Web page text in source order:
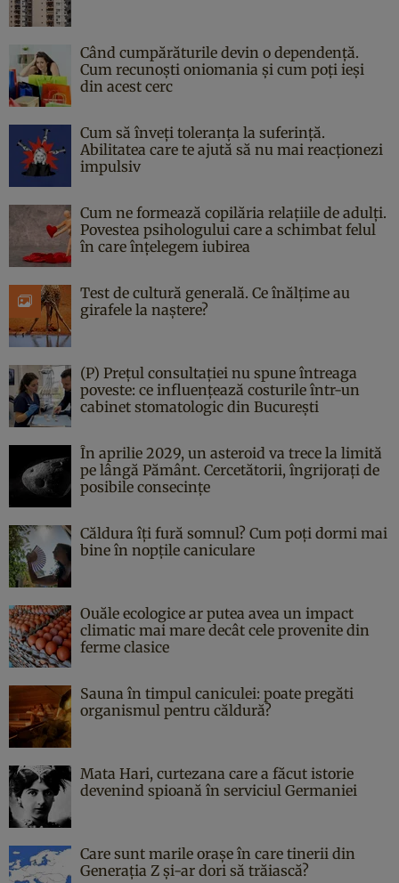
Când cumpărăturile devin o dependență.
Cum recunoști oniomania și cum poți ieși
din acest cerc
Cum să înveți toleranța la suferință.
Abilitatea care te ajută să nu mai reacționezi
impulsiv
Cum ne formează copilăria relațiile de adulți.
Povestea psihologului care a schimbat felul
în care înțelegem iubirea
Test de cultură generală. Ce înălțime au
girafele la naștere?
(P) Prețul consultației nu spune întreaga
poveste: ce influențează costurile într-un
cabinet stomatologic din București
În aprilie 2029, un asteroid va trece la limită
pe lângă Pământ. Cercetătorii, îngrijorați de
posibile consecințe
Căldura îți fură somnul? Cum poți dormi mai
bine în nopțile caniculare
Ouăle ecologice ar putea avea un impact
climatic mai mare decât cele provenite din
ferme clasice
Sauna în timpul caniculei: poate pregăti
organismul pentru căldură?
Mata Hari, curtezana care a făcut istorie
devenind spioană în serviciul Germaniei
Care sunt marile orașe în care tinerii din
Generația Z și-ar dori să trăiască?